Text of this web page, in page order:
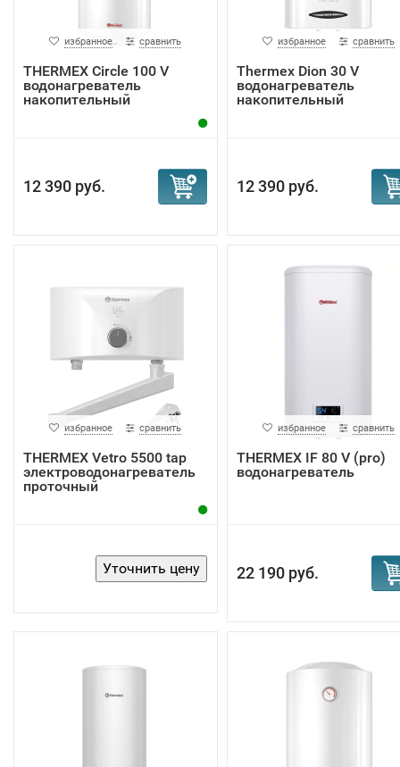
избранное сравнить
THERMEX Circle 100 V
водонагреватель
накопительный
12 390 руб.
избранное сравнить
Thermex Dion 30 V
водонагреватель
накопительный
12 390 руб.
избранное сравнить
THERMEX Vetro 5500 tap
электроводонагреватель
проточный
избранное сравнить
THERMEX IF 80 V (pro)
водонагреватель
22 190 руб.